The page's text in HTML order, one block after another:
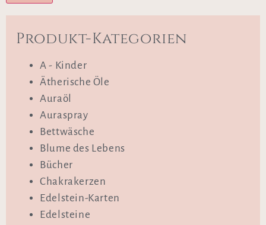
Produkt-Kategorien
A - Kinder
Ätherische Öle
Auraöl
Auraspray
Bettwäsche
Blume des Lebens
Bücher
Chakrakerzen
Edelstein-Karten
Edelsteine